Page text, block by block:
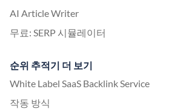
AI Article Writer
무료: SERP 시뮬레이터
순위 추적기 더 보기
White Label SaaS Backlink Service
작동 방식